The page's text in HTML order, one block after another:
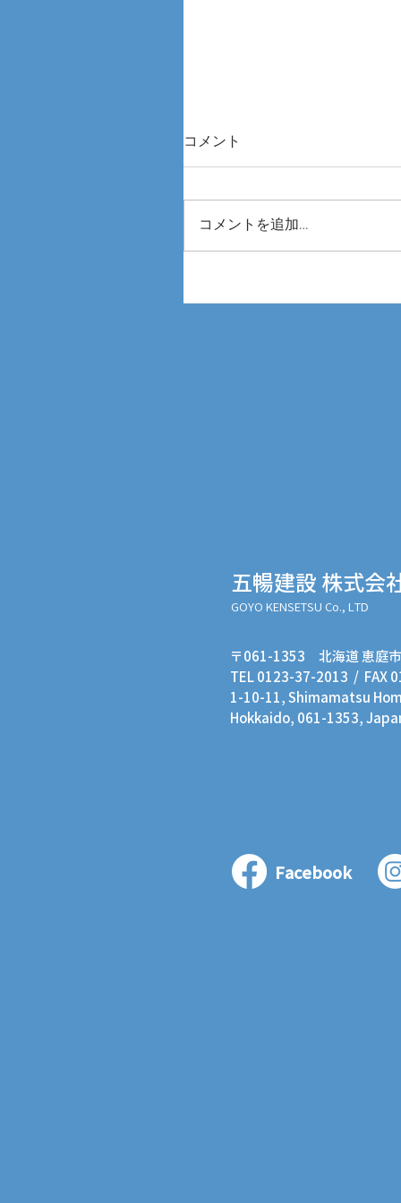
2026に参加しました🙌
コメント
コメントを追加…
五暢建設 株式会
GOYO KENSETSU Co., LTD
〒061-1353 北海道 恵庭
TEL 0123-37-2013 / FAX
1-10-11, Shimamatsu
Hokkaido, 061-1353,
Facebook